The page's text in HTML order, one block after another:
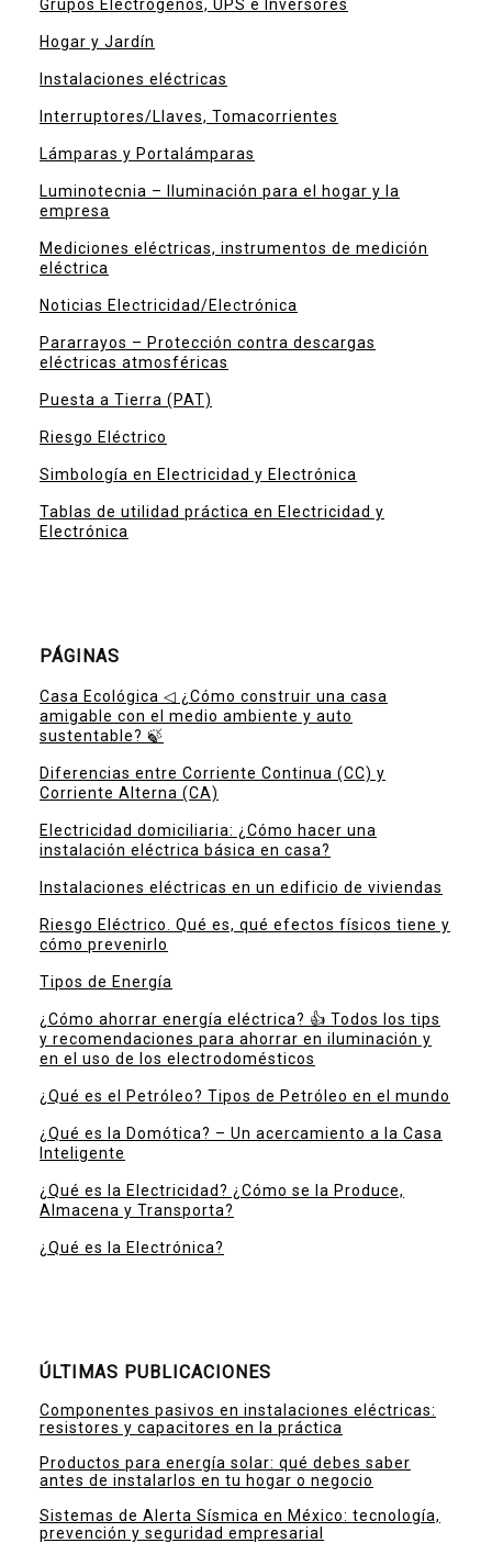
Grupos Electrógenos, UPS e Inversores
Hogar y Jardín
Instalaciones eléctricas
Interruptores/Llaves, Tomacorrientes
Lámparas y Portalámparas
Luminotecnia – Iluminación para el hogar y la
empresa
Mediciones eléctricas, instrumentos de medición
eléctrica
Noticias Electricidad/Electrónica
Pararrayos – Protección contra descargas
eléctricas atmosféricas
Puesta a Tierra (PAT)
Riesgo Eléctrico
Simbología en Electricidad y Electrónica
Tablas de utilidad práctica en Electricidad y
Electrónica
PÁGINAS
Casa Ecológica ◁ ¿Cómo construir una casa
amigable con el medio ambiente y auto
sustentable? 🍃
Diferencias entre Corriente Continua (CC) y
Corriente Alterna (CA)
Electricidad domiciliaria: ¿Cómo hacer una
instalación eléctrica básica en casa?
Instalaciones eléctricas en un edificio de viviendas
Riesgo Eléctrico. Qué es, qué efectos físicos tiene y
cómo prevenirlo
Tipos de Energía
¿Cómo ahorrar energía eléctrica? 👍 Todos los tips
y recomendaciones para ahorrar en iluminación y
en el uso de los electrodomésticos
¿Qué es el Petróleo? Tipos de Petróleo en el mundo
¿Qué es la Domótica? – Un acercamiento a la Casa
Inteligente
¿Qué es la Electricidad? ¿Cómo se la Produce,
Almacena y Transporta?
¿Qué es la Electrónica?
ÚLTIMAS PUBLICACIONES
Componentes pasivos en instalaciones eléctricas:
resistores y capacitores en la práctica
Productos para energía solar: qué debes saber
antes de instalarlos en tu hogar o negocio
Sistemas de Alerta Sísmica en México: tecnología,
prevención y seguridad empresarial